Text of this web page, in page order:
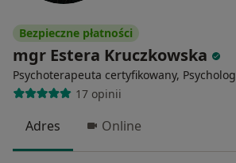
Bezpieczne płatności
mgr Estera Kruczkowska
Psychoterapeuta certyfikowany, Psycholog
17 opinii
Adres Online